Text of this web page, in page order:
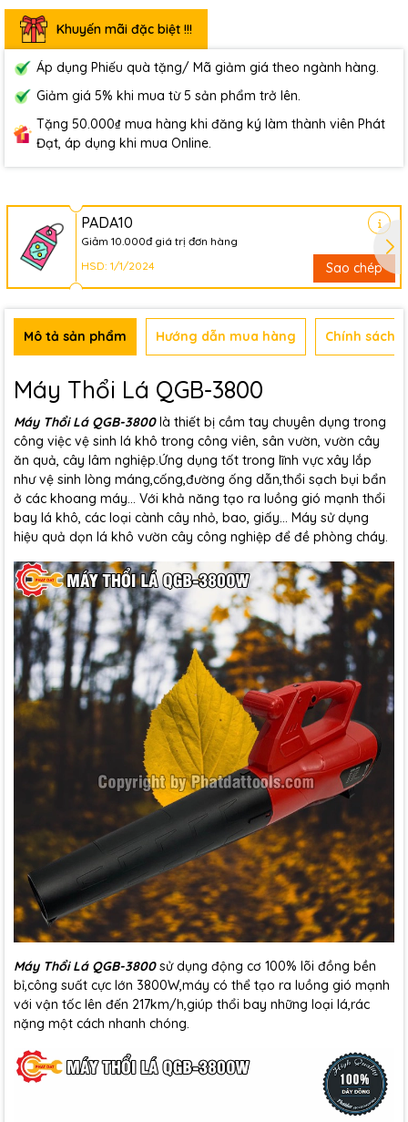
Khuyến mãi đặc biệt !!!
Áp dụng Phiếu quà tặng/ Mã giảm giá theo ngành hàng.
Giảm giá 5% khi mua từ 5 sản phẩm trở lên.
Tặng 50.000₫ mua hàng khi đăng ký làm thành viên Phát
Đạt, áp dụng khi mua Online.
PADA10
Giảm 10.000đ giá trị đơn hàng
HSD: 1/1/2024
Sao chép
Mô tả sản phẩm Hướng dẫn mua hàng Chính sách
Máy Thổi Lá QGB-3800
Máy Thổi Lá QGB-3800là thiết bị cầm tay chuyên dụng trong
công việc vệ sinh lá khô trong công viên, sân vườn, vườn cây
ăn quả, cây lâm nghiệp.Ứng dụng tốt trong lĩnh vực xây lắp
như vệ sinh lòng máng,cống,đường ống dẫn,thổi sạch bụi bẩn
ở các khoang máy... Với khả năng tạo ra luồng gió mạnh thổi
bay lá khô, các loại cành cây nhỏ, bao, giấy... Máy sử dụng
hiệu quả dọn lá khô vườn cây công nghiệp để đề phòng cháy.
Máy Thổi Lá QGB-3800sử dụng động cơ 100% lõi đồng bền
bỉ,công suất cực lớn 3800W,máy có thể tạo ra luồng gió mạnh
với vận tốc lên đến 217km/h,giúp thổi bay những loại lá,rác
nặng một cách nhanh chóng.